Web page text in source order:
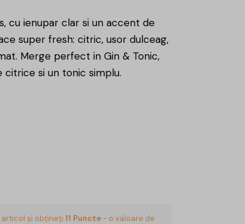
cu ienupar clar si un accent de
super fresh: citric, usor dulceag,
Merge perfect in Gin & Tonic,
citrice si un tonic simplu.
și obțineți 11 Puncte - o valoare de